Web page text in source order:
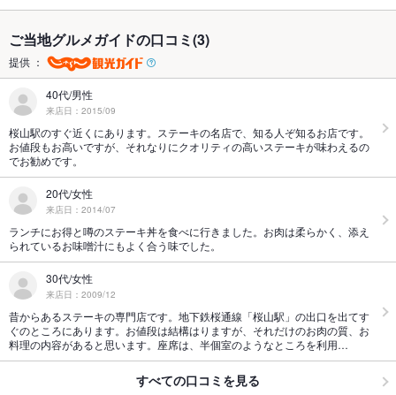
ご当地グルメガイドの口コミ(3)
提供 ：
40代/男性
来店日：2015/09
桜山駅のすぐ近くにあります。ステーキの名店で、知る人ぞ知るお店です。
お値段もお高いですが、それなりにクオリティの高いステーキが味わえるの
でお勧めです。
20代/女性
来店日：2014/07
ランチにお得と噂のステーキ丼を食べに行きました。お肉は柔らかく、添え
られているお味噌汁にもよく合う味でした。
30代/女性
来店日：2009/12
昔からあるステーキの専門店です。地下鉄桜通線「桜山駅」の出口を出てす
ぐのところにあります。お値段は結構はりますが、それだけのお肉の質、お
料理の内容があると思います。座席は、半個室のようなところを利用…
すべての口コミを見る